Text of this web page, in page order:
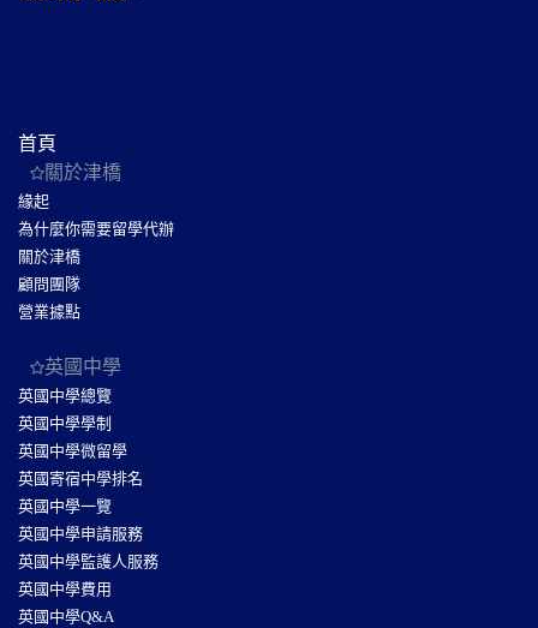
首頁
關於津橋
緣起
為什麼你需要留學代辦
關於津橋
顧問團隊
營業據點
英國中學
英國中學總覽
英國中學學制
英國中學微留學
英國寄宿中學排名
英國中學一覽
英國中學申請服務
英國中學監護人服務
英國中學費用
英國中學Q&A